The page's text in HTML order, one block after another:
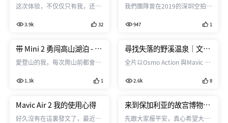
界！
这次体验，不仅仅只有我，还有
着飞机跑，让飞机智能跟随，看
赏家乡的空拍影像，孩子们的惊
器材使用： 航拍畫面都是Mini 3
pro拍的 Sony A73 28-200mm
3.9k 32
我們團隊曾在2019的深圳空拍大
片里說過的話仍不斷在我生活中
以讓偏鄉的原住民孩子看見不一
視野，我希望我能幫助孩子們透
過我的眼去看看這個世界，去改
大疆的產品我用了很多，我也是
很常年的支持者，我發現每個產
947 1
带 Mini 2 勇闯高山湖泊 - 明
池
愛登山的我，每次爬山前都會經
要毀肩毀腰還是要背無人機捕捉
用抉擇了！
1.3k 1
尋找失落的野溪温泉｜文山
温泉探秘
全片以Osmo Action 與Mavic Air
2.6k 8
Mavic Air 2 我的使用心得
好久沒有在這裏發文了，最近有
来到保加利亚的故宫博物
院，里拉修道院｜保加利亚
先跟大家报平安，真心希望大家